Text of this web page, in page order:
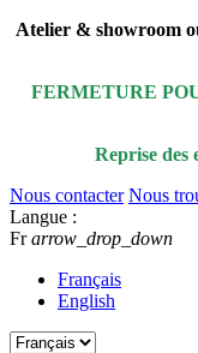
Atelier & showroom
FERMETURE
Reprise des
Nous contacter Nous
Langue :
Fr arrow_drop_down
Français
English